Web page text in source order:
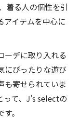
着る人の個性を引
アイテムを中心に
ーデに取り入れる
にぴったりな遊び
も寄せられていま
って、J's selectの
。